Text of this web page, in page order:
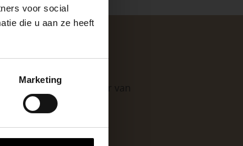
voor social
die u aan ze heeft
Marketing
leverancier van
.
jouw